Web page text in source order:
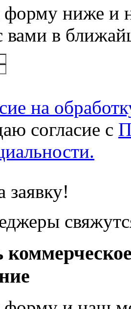
форму ниже и
вами в
на
согласие с
заявку!